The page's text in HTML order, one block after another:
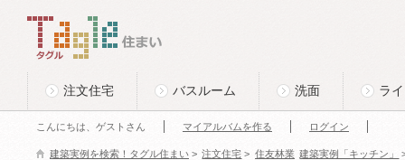
Tagle タグル 住まい
注文住宅 バスルーム 洗面 ラ
こんにちは、ゲストさん マイアルバムを作る ログイン
建築実例を検索！タグル住まい > 注文住宅 > 住友林業 建築実例「キッチン」